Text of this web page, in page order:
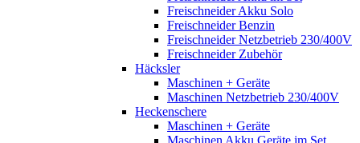
Freischneider Akku Solo
Freischneider Benzin
Freischneider Netzbetrieb 230/400V
Freischneider Zubehör
Häcksler
Maschinen + Geräte
Maschinen Netzbetrieb 230/400V
Heckenschere
Maschinen + Geräte
Maschinen Akku Geräte im Set